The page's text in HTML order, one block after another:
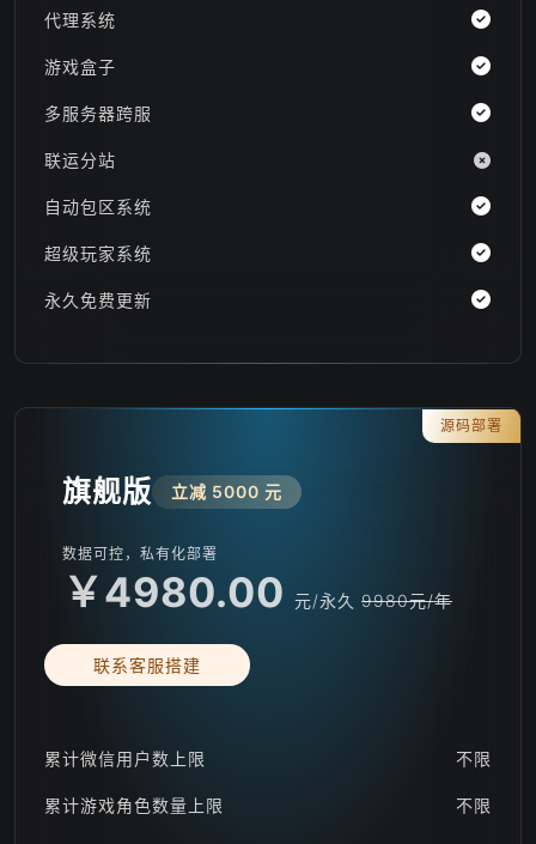
代理系统
游戏盒子
多服务器跨服
联运分站
自动包区系统
超级玩家系统
永久免费更新
旗舰版 立减 5000 元
数据可控，私有化部署
￥4980.00 元/永久 9980元/年
源码部署
联系客服搭建
累计微信用户数上限 不限
累计游戏角色数量上限 不限